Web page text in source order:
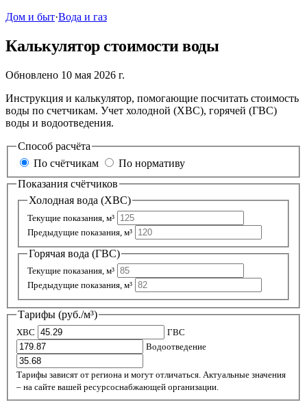
Дом и быт·Вода и газ
Калькулятор стоимости воды
Обновлено 10 мая 2026 г.
Инструкция и калькулятор, помогающие посчитать стоимость
воды по счетчикам. Учет холодной (ХВС), горячей (ГВС)
воды и водоотведения.
Способ расчёта
По счётчикам
По нормативу
Показания счётчиков
Холодная вода (ХВС)
Текущие показания, м³
Предыдущие показания, м³
Горячая вода (ГВС)
Текущие показания, м³
Предыдущие показания, м³
Тарифы (руб./м³)
ХВС
ГВС
Водоотведение
Тарифы зависят от региона и могут отличаться. Актуальные значения
– на сайте вашей ресурсоснабжающей организации.